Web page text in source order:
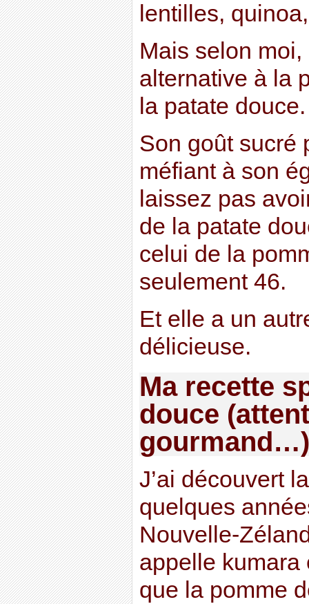
lentilles,
Mais selon
alternative à la
la patate douce.
Son goût sucré
méfiant à son
laissez pas
de la patate
celui de la
seulement 46.
Et elle a un
délicieuse.
Ma recette
douce
gourmand…)
J’ai découvert
quelques
Nouvelle-
appelle kumara
que la pomme